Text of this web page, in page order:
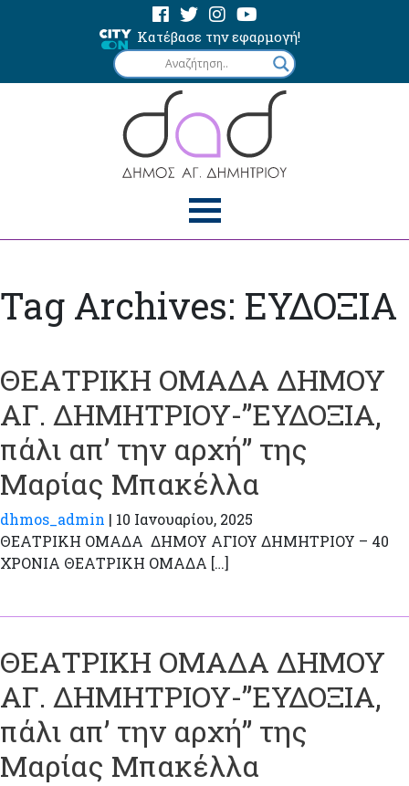
Κατέβασε την εφαρμογή!
Tag Archives: ΕΥΔΟΞΙΑ
ΘΕΑΤΡΙΚΗ ΟΜΑΔΑ ΔΗΜΟΥ
ΑΓ. ΔΗΜΗΤΡΙΟΥ-”ΕΥΔΟΞΙΑ,
πάλι απ’ την αρχή” της
Μαρίας Μπακέλλα
dhmos_admin | 10 Ιανουαρίου, 2025
ΘΕΑΤΡΙΚΗ ΟΜΑΔΑ ΔΗΜΟΥ ΑΓΙΟΥ ΔΗΜΗΤΡΙΟΥ – 40
ΧΡΟΝΙΑ ΘΕΑΤΡΙΚΗ ΟΜΑΔΑ […]
ΘΕΑΤΡΙΚΗ ΟΜΑΔΑ ΔΗΜΟΥ
ΑΓ. ΔΗΜΗΤΡΙΟΥ-”ΕΥΔΟΞΙΑ,
πάλι απ’ την αρχή” της
Μαρίας Μπακέλλα